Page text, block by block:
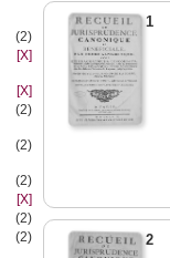
(2)
[X]
[X]
(2)
(2)
(2)
[X]
(2)
(2)
1
2